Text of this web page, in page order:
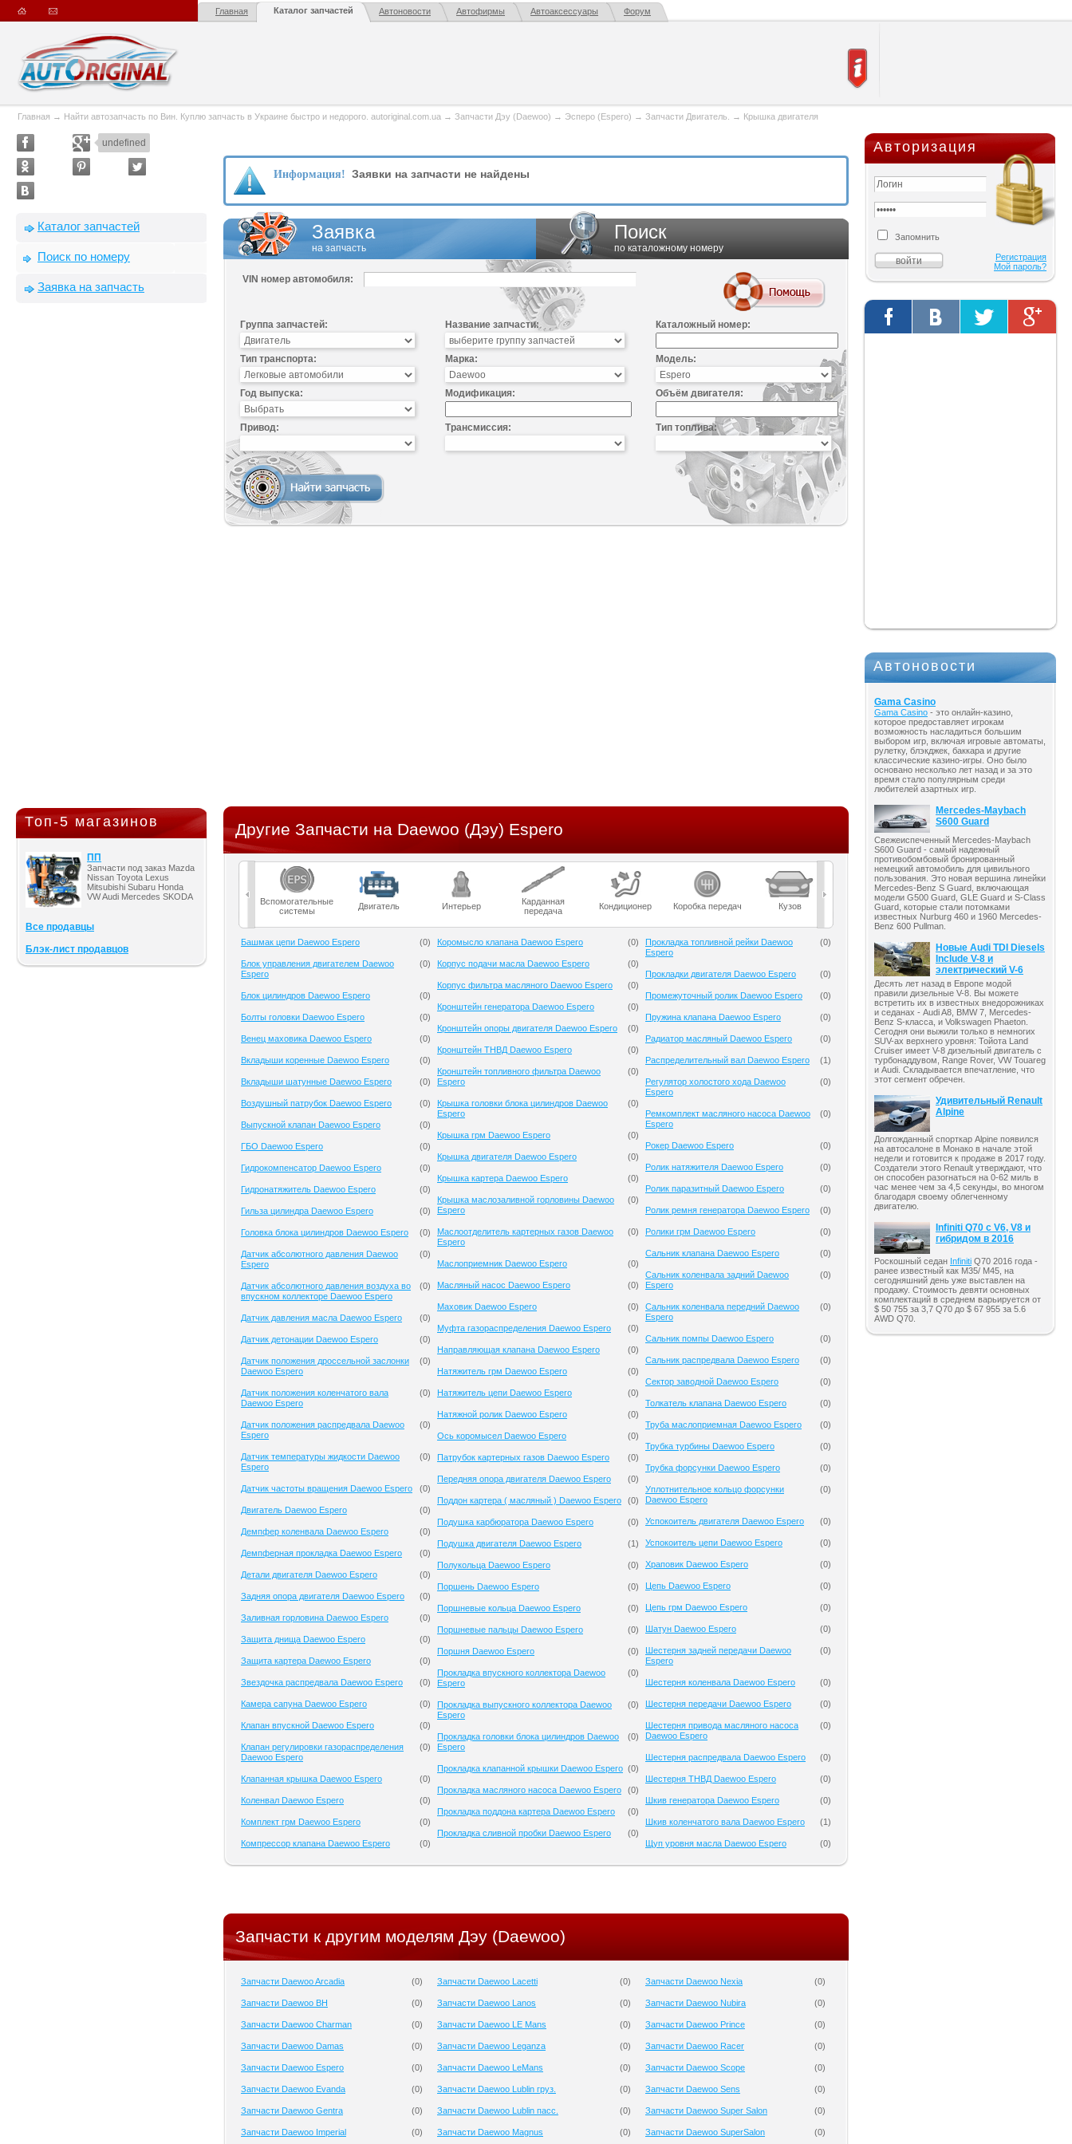
Главная Каталог запчастей Автоновости Автофирмы Автоаксессуары Форум
Главная → Найти автозапчасть по Вин. Куплю запчасть в Украине быстро и недорого. autoriginal.com.ua → Запчасти Дэу (Daewoo) → Эсперо (Espero) → Запчасти Двигатель. → Крышка двигателя
undefined
Каталог запчастей
Поиск по номеру
Заявка на запчасть
Топ-5 магазинов
ПП
Запчасти под заказ Mazda
Nissan Toyota Lexus
Mitsubishi Subaru Honda
VW Audi Mercedes SKODA
Все продавцы
Блэк-лист продавцов
Информация! Заявки на запчасти не найдены
Заявка
на запчасть
Поиск
по каталожному номеру
VIN номер автомобиля:
Группа запчастей: Название запчасти: Каталожный номер:
Тип транспорта: Марка: Модель:
Год выпуска: Модификация: Объём двигателя:
Привод: Трансмиссия: Тип топлива:
Другие Запчасти на Daewoo (Дэу) Espero
Вспомогательные
системы
Двигатель Интерьер
Карданная
передача
Кондиционер Коробка передач Кузов Масла Мост
Башмак цепи Daewoo Espero (0)
Блок управления двигателем Daewoo
Espero
(0)
Блок цилиндров Daewoo Espero (0)
Болты головки Daewoo Espero (0)
Венец маховика Daewoo Espero (0)
Вкладыши коренные Daewoo Espero (0)
Вкладыши шатунные Daewoo Espero (0)
Воздушный патрубок Daewoo Espero (0)
Выпускной клапан Daewoo Espero (0)
ГБО Daewoo Espero (0)
Гидрокомпенсатор Daewoo Espero (0)
Гидронатяжитель Daewoo Espero (0)
Гильза цилиндра Daewoo Espero (0)
Головка блока цилиндров Daewoo Espero (0)
Датчик абсолютного давления Daewoo
Espero
(0)
Датчик абсолютного давления воздуха во
впускном коллекторе Daewoo Espero
(0)
Датчик давления масла Daewoo Espero (0)
Датчик детонации Daewoo Espero (0)
Датчик положения дроссельной заслонки
Daewoo Espero
(0)
Датчик положения коленчатого вала
Daewoo Espero
(0)
Датчик положения распредвала Daewoo
Espero
(0)
Датчик температуры жидкости Daewoo
Espero
(0)
Датчик частоты вращения Daewoo Espero (0)
Двигатель Daewoo Espero (0)
Демпфер коленвала Daewoo Espero (0)
Демпферная прокладка Daewoo Espero (0)
Детали двигателя Daewoo Espero (0)
Задняя опора двигателя Daewoo Espero (0)
Заливная горловина Daewoo Espero (0)
Защита днища Daewoo Espero (0)
Защита картера Daewoo Espero (0)
Звездочка распредвала Daewoo Espero (0)
Камера сапуна Daewoo Espero (0)
Клапан впускной Daewoo Espero (0)
Клапан регулировки газораспределения
Daewoo Espero
(0)
Клапанная крышка Daewoo Espero (0)
Коленвал Daewoo Espero (0)
Комплект грм Daewoo Espero (0)
Компрессор клапана Daewoo Espero (0)
Коромысло клапана Daewoo Espero (0)
Корпус подачи масла Daewoo Espero (0)
Корпус фильтра масляного Daewoo Espero (0)
Кронштейн генератора Daewoo Espero (0)
Кронштейн опоры двигателя Daewoo Espero (0)
Кронштейн ТНВД Daewoo Espero (0)
Кронштейн топливного фильтра Daewoo
Espero
(0)
Крышка головки блока цилиндров Daewoo
Espero
(0)
Крышка грм Daewoo Espero (0)
Крышка двигателя Daewoo Espero (0)
Крышка картера Daewoo Espero (0)
Крышка маслозаливной горловины Daewoo
Espero
(0)
Маслоотделитель картерных газов Daewoo
Espero
(0)
Маслоприемник Daewoo Espero (0)
Масляный насос Daewoo Espero (0)
Маховик Daewoo Espero (0)
Муфта газораспределения Daewoo Espero (0)
Направляющая клапана Daewoo Espero (0)
Натяжитель грм Daewoo Espero (0)
Натяжитель цепи Daewoo Espero (0)
Натяжной ролик Daewoo Espero (0)
Ось коромысел Daewoo Espero (0)
Патрубок картерных газов Daewoo Espero (0)
Передняя опора двигателя Daewoo Espero (0)
Поддон картера ( масляный ) Daewoo Espero (0)
Подушка карбюратора Daewoo Espero (0)
Подушка двигателя Daewoo Espero (1)
Полукольца Daewoo Espero (0)
Поршень Daewoo Espero (0)
Поршневые кольца Daewoo Espero (0)
Поршневые пальцы Daewoo Espero (0)
Поршня Daewoo Espero (0)
Прокладка впускного коллектора Daewoo
Espero
(0)
Прокладка выпускного коллектора Daewoo
Espero
(0)
Прокладка головки блока цилиндров Daewoo
Espero
(0)
Прокладка клапанной крышки Daewoo Espero (0)
Прокладка масляного насоса Daewoo Espero (0)
Прокладка поддона картера Daewoo Espero (0)
Прокладка сливной пробки Daewoo Espero (0)
Прокладка топливной рейки Daewoo
Espero
(0)
Прокладки двигателя Daewoo Espero (0)
Промежуточный ролик Daewoo Espero (0)
Пружина клапана Daewoo Espero (0)
Радиатор масляный Daewoo Espero (0)
Распределительный вал Daewoo Espero (1)
Регулятор холостого хода Daewoo
Espero
(0)
Ремкомплект масляного насоса Daewoo
Espero
(0)
Рокер Daewoo Espero (0)
Ролик натяжителя Daewoo Espero (0)
Ролик паразитный Daewoo Espero (0)
Ролик ремня генератора Daewoo Espero (0)
Ролики грм Daewoo Espero (0)
Сальник клапана Daewoo Espero (0)
Сальник коленвала задний Daewoo
Espero
(0)
Сальник коленвала передний Daewoo
Espero
(0)
Сальник помпы Daewoo Espero (0)
Сальник распредвала Daewoo Espero (0)
Сектор заводной Daewoo Espero (0)
Толкатель клапана Daewoo Espero (0)
Труба маслоприемная Daewoo Espero (0)
Трубка турбины Daewoo Espero (0)
Трубка форсунки Daewoo Espero (0)
Уплотнительное кольцо форсунки
Daewoo Espero
(0)
Успокоитель двигателя Daewoo Espero (0)
Успокоитель цепи Daewoo Espero (0)
Храповик Daewoo Espero (0)
Цепь Daewoo Espero (0)
Цепь грм Daewoo Espero (0)
Шатун Daewoo Espero (0)
Шестерня задней передачи Daewoo
Espero
(0)
Шестерня коленвала Daewoo Espero (0)
Шестерня передачи Daewoo Espero (0)
Шестерня привода масляного насоса
Daewoo Espero
(0)
Шестерня распредвала Daewoo Espero (0)
Шестерня ТНВД Daewoo Espero (0)
Шкив генератора Daewoo Espero (0)
Шкив коленчатого вала Daewoo Espero (1)
Щуп уровня масла Daewoo Espero (0)
Запчасти к другим моделям Дэу (Daewoo)
Запчасти Daewoo Arcadia (0)
Запчасти Daewoo BH (0)
Запчасти Daewoo Charman (0)
Запчасти Daewoo Damas (0)
Запчасти Daewoo Espero (0)
Запчасти Daewoo Evanda (0)
Запчасти Daewoo Gentra (0)
Запчасти Daewoo Imperial (0)
Запчасти Daewoo Lacetti (0)
Запчасти Daewoo Lanos (0)
Запчасти Daewoo LE Mans (0)
Запчасти Daewoo Leganza (0)
Запчасти Daewoo LeMans (0)
Запчасти Daewoo Lublin груз. (0)
Запчасти Daewoo Lublin пасс. (0)
Запчасти Daewoo Magnus (0)
Запчасти Daewoo Nexia (0)
Запчасти Daewoo Nubira (0)
Запчасти Daewoo Prince (0)
Запчасти Daewoo Racer (0)
Запчасти Daewoo Scope (0)
Запчасти Daewoo Sens (0)
Запчасти Daewoo Super Salon (0)
Запчасти Daewoo SuperSalon (0)
Авторизация
Запомнить
Регистрация
Мой пароль?
Автоновости
Gama Casino
Gama Casino - это онлайн-казино,
которое предоставляет игрокам
возможность насладиться большим
выбором игр, включая игровые автоматы,
рулетку, блэкджек, баккара и другие
классические казино-игры. Оно было
основано несколько лет назад и за это
время стало популярным среди
любителей азартных игр.
Mercedes-Maybach
S600 Guard
Свежеиспеченный Mercedes-Maybach
S600 Guard - самый надежный
противобомбовый бронированный
немецкий автомобиль для цивильного
пользования. Это новая вершина линейки
Mercedes-Benz S Guard, включающая
модели G500 Guard, GLE Guard и S-Class
Guard, которые стали потомками
известных Nurburg 460 и 1960 Mercedes-
Benz 600 Pullman.
Новые Audi TDI Diesels
Include V-8 и
электрический V-6
Десять лет назад в Европе модой
правили дизельные V-8. Вы можете
встретить их в известных внедорожниках
и седанах - Audi A8, BMW 7, Mercedes-
Benz S-класса, и Volkswagen Phaeton.
Сегодня они выжили только в немногих
SUV-ах верхнего уровня: Тойота Land
Cruiser имеет V-8 дизельный двигатель с
турбонаддувом, Range Rover, VW Touareg
и Audi. Складывается впечатление, что
этот сегмент обречен.
Удивительный Renault
Alpine
Долгожданный спорткар Alpine появился
на автосалоне в Монако в начале этой
недели и готовится к продаже в 2017 году.
Создатели этого Renault утверждают, что
он способен разогнаться на 0-62 миль в
час менее чем за 4,5 секунды, во многом
благодаря своему облегченному
двигателю.
Infiniti Q70 с V6, V8 и
гибридом в 2016
Роскошный седан Infiniti Q70 2016 года -
ранее известный как M35/ M45, на
сегодняшний день уже выставлен на
продажу. Стоимость девяти основных
комплектаций в среднем варьируется от
$ 50 755 за 3,7 Q70 до $ 67 955 за 5.6
AWD Q70.